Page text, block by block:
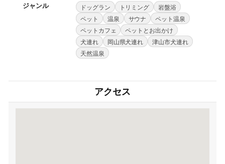
ジャンル ドッグラン トリミング
岩盤浴
ペット
温泉 サウナ
ペット温泉
ペットカフェ
ペットとお出かけ
犬連れ
岡山県犬連れ
津山市犬連れ
天然温泉
アクセス